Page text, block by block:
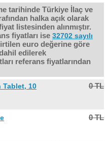
tarihinde Türkiye İlaç ve
halka açık olarak
listesinden alınmıştır.
fiyatları ise 32702 sayılı
euro değerine göre
edilerek
referans fiyatlarından
Tablet, 10
0 TL
0 TL